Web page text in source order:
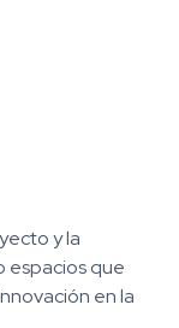
y la
espacios que
en la